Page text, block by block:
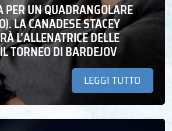
PER UN QUADRANGOLARE
LA CANADESE STACEY
L’ALLENATRICE DELLE
TORNEO DI BARDEJOV
LEGGI TUTTO